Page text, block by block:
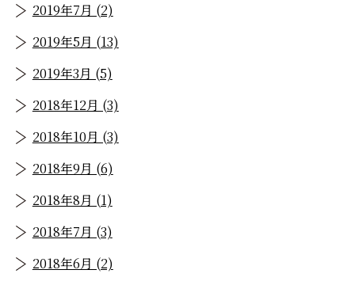
2019年7月 (2)
2019年5月 (13)
2019年3月 (5)
2018年12月 (3)
2018年10月 (3)
2018年9月 (6)
2018年8月 (1)
2018年7月 (3)
2018年6月 (2)